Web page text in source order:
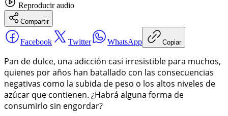
Reproduciraudio
Compartir
Facebook Twitter WhatsApp Copiar
Pan de dulce, una adicción casi irresistible para muchos,
quienes por años han batallado con las consecuencias
negativas como la subida de peso o los altos niveles de
azúcar que contienen. ¿Habrá alguna forma de
consumirlo sin engordar?